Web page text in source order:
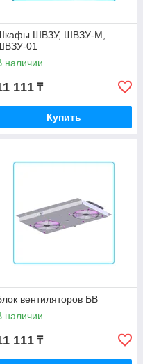
ШВЗУ, ШВЗУ-М,
01
наличии
111 ₸
Купить
вентиляторов БВ
наличии
111 ₸